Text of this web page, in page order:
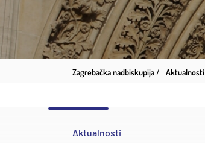
Zagrebačka nadbiskupija Aktualnosti
Aktualnosti